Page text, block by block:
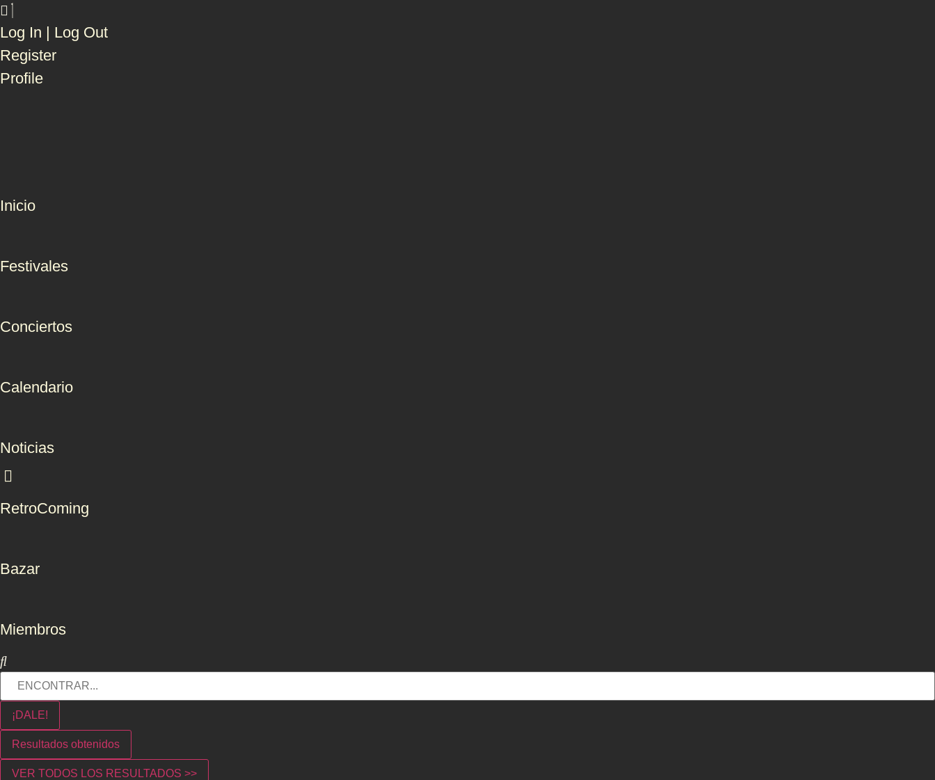
Log In | Log Out
Register
Profile
Inicio
Festivales
Conciertos
Calendario
Noticias
RetroComing
Bazar
Miembros
¡DALE!
Resultados obtenidos
VER TODOS LOS RESULTADOS >>